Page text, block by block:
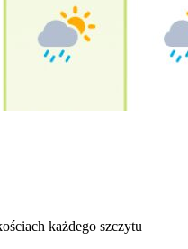
każdego szczytu